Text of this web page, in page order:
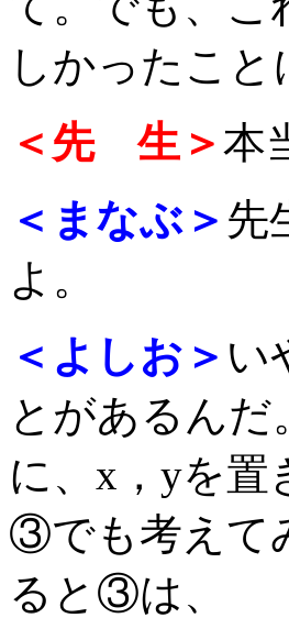
しかったこ
＜先 生＞本
＜まなぶ＞ 先
よ。
＜よしお＞ い
とがあるん
に、x，yを置
③でも考えて
ると③は、